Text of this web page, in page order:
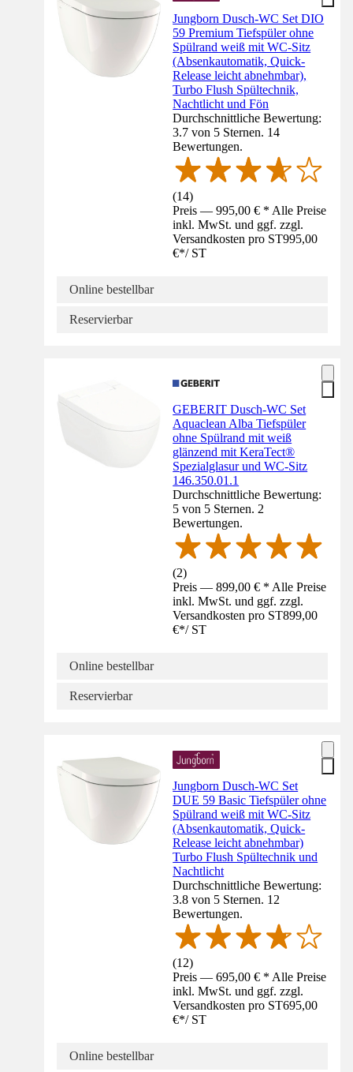
Jungborn Dusch-WC Set DIO
59 Premium Tiefspüler ohne
Spülrand weiß mit WC-Sitz
(Absenkautomatik, Quick-
Release leicht abnehmbar),
Turbo Flush Spültechnik,
Nachtlicht und Fön
Durchschnittliche Bewertung:
3.7 von 5 Sternen. 14
Bewertungen.
(14)
Preis — 995,00 € * Alle Preise
inkl. MwSt. und ggf. zzgl.
Versandkosten pro ST995,00
€*/ ST
Online bestellbar
Reservierbar
GEBERIT Dusch-WC Set
Aquaclean Alba Tiefspüler
ohne Spülrand mit weiß
glänzend mit KeraTect®
Spezialglasur und WC-Sitz
146.350.01.1
Durchschnittliche Bewertung:
5 von 5 Sternen. 2
Bewertungen.
(2)
Preis — 899,00 € * Alle Preise
inkl. MwSt. und ggf. zzgl.
Versandkosten pro ST899,00
€*/ ST
Online bestellbar
Reservierbar
Jungborn Dusch-WC Set
DUE 59 Basic Tiefspüler ohne
Spülrand weiß mit WC-Sitz
(Absenkautomatik, Quick-
Release leicht abnehmbar)
Turbo Flush Spültechnik und
Nachtlicht
Durchschnittliche Bewertung:
3.8 von 5 Sternen. 12
Bewertungen.
(12)
Preis — 695,00 € * Alle Preise
inkl. MwSt. und ggf. zzgl.
Versandkosten pro ST695,00
€*/ ST
Online bestellbar